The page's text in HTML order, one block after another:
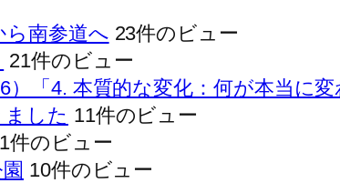
ら南参道へ 23件のビュー
21件のビュー
）「4. 本質的な変化：何が本当に変
した 11件のビュー
件のビュー
10件のビュー